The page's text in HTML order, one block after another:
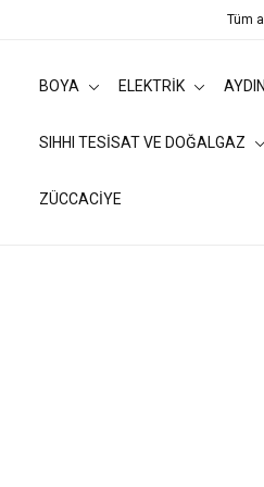
Tüm
BOYA ELEKTRİK
SIHHI TESİSAT VE DOĞALGAZ
ZÜCCACİYE